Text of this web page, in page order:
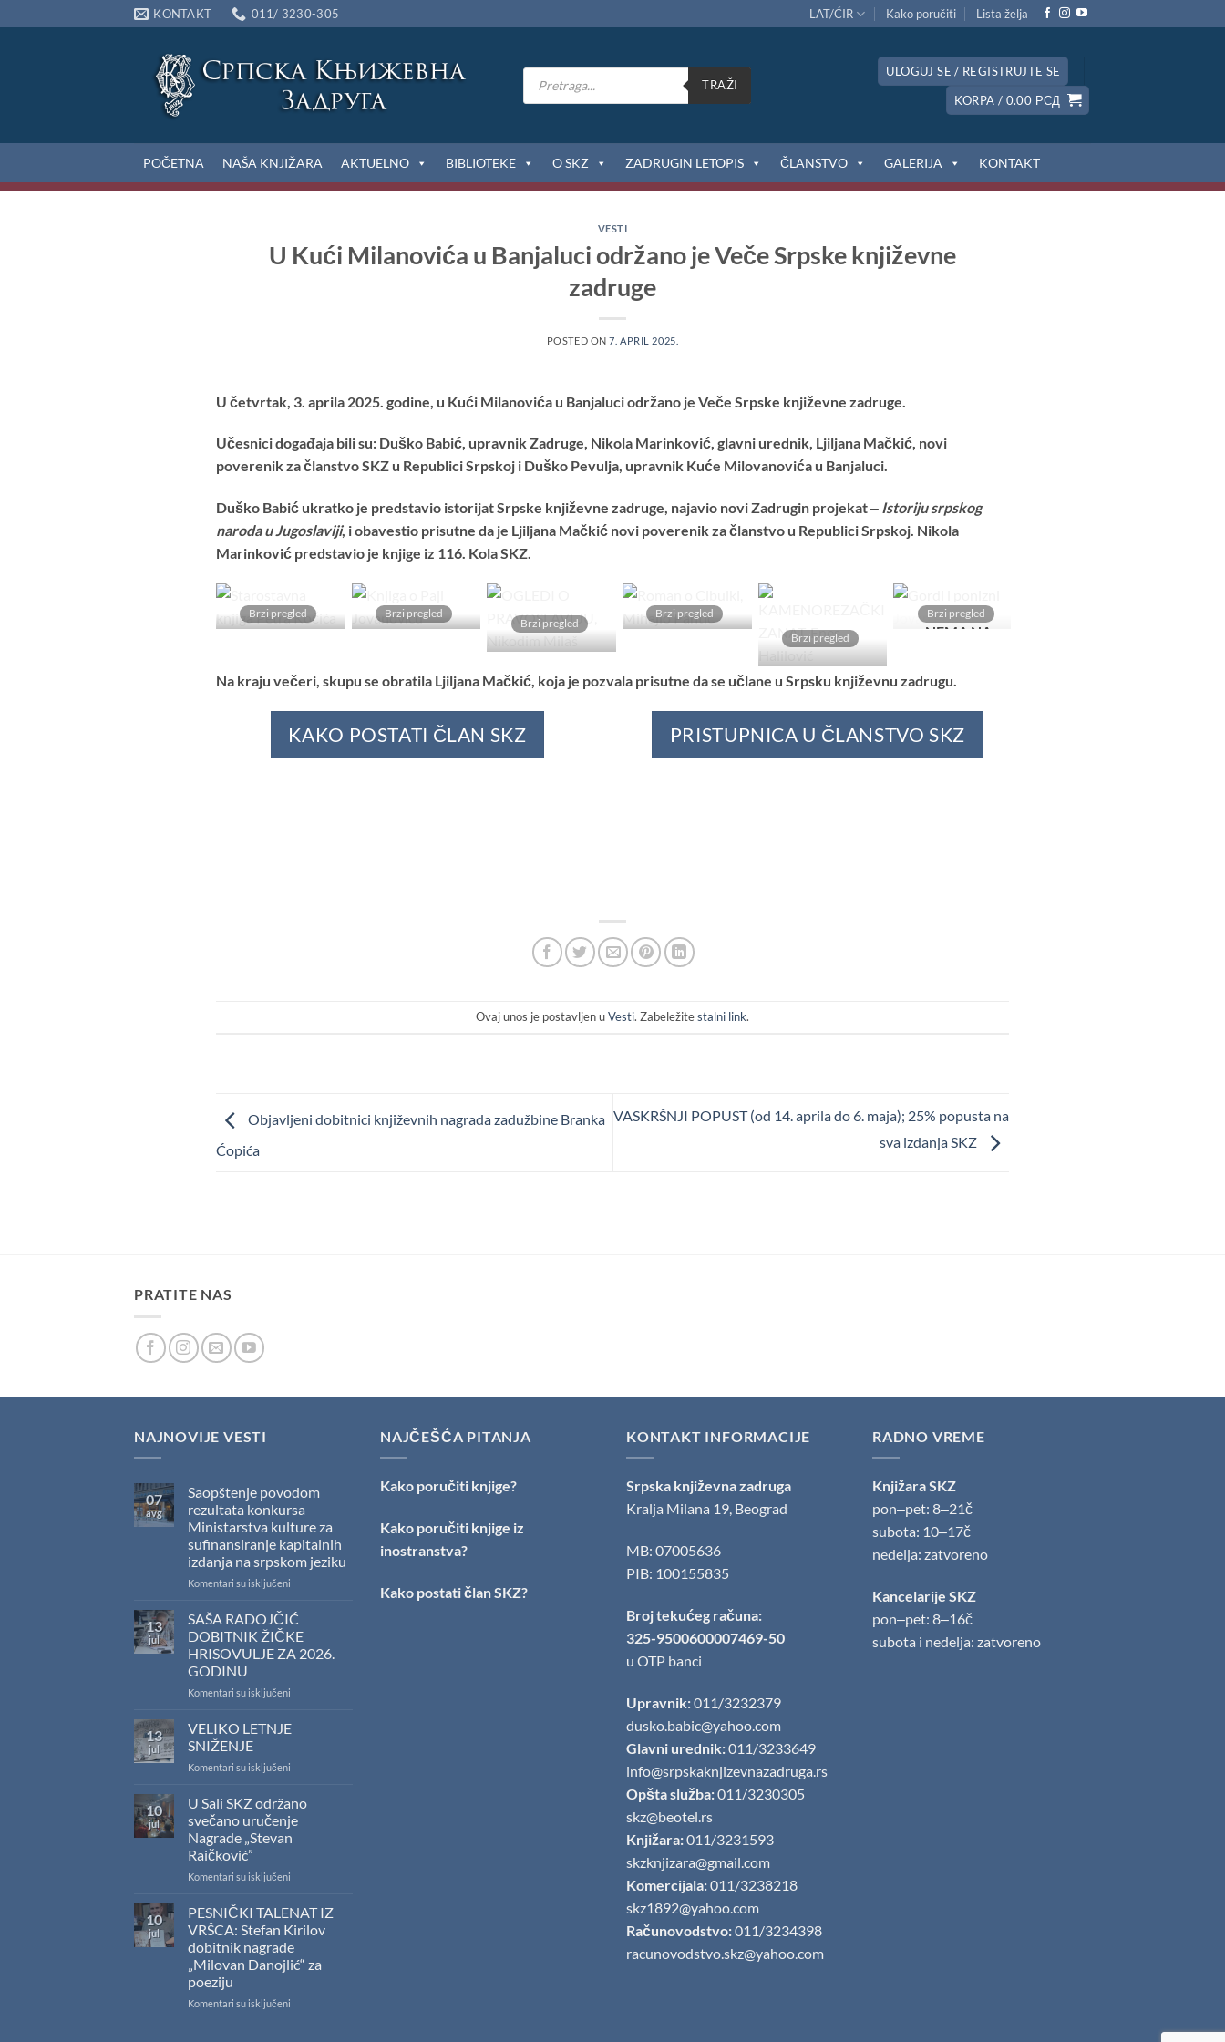
na
KONTAKT 011/ 3230-305 LAT/ĆIR Kako poručiti Lista želja
Products
search
TRAŽI
ULOGUJ SE / REGISTRUJTE SE
KORPA / 0.00 РСД
POČETNA NAŠA KNJIŽARA AKTUELNO BIBLIOTEKE O SKZ ZADRUGIN LETOPIS ČLANSTVO GALERIJA KONTAKT
VESTI
U Kući Milanovića u Banjaluci održano je Veče Srpske književne
zadruge
POSTED ON7. APRIL 2025.
U četvrtak, 3. aprila 2025. godine, u Kući Milanovića u Banjaluci održano je Veče Srpske književne zadruge.
Učesnici događaja bili su: Duško Babić, upravnik Zadruge, Nikola Marinković, glavni urednik, Ljiljana Mačkić, novi
poverenik za članstvo SKZ u Republici Srpskoj i Duško Pevulja, upravnik Kuće Milovanovića u Banjaluci.
Duško Babić ukratko je predstavio istorijat Srpske književne zadruge, najavio novi Zadrugin projekat ‒ Istoriju srpskog
naroda u Jugoslaviji, i obavestio prisutne da je Ljiljana Mačkić novi poverenik za članstvo u Republici Srpskoj. Nikola
Marinković predstavio je knjige iz 116. Kola SKZ.
Listu
Brzi pregled
Listu
želja
Brzi pregled
Dodaj
Listu
želja
Brzi pregled
Listu
Brzi pregled
Dodaj
Listu
želja
Brzi pregled
NEMA NA
Brzi pregled
Na kraju večeri, skupu se obratila Ljiljana Mačkić, koja je pozvala prisutne da se učlane u Srpsku književnu zadrugu.
KAKO POSTATI ČLAN SKZ PRISTUPNICA U ČLANSTVO SKZ
Ovaj unos je postavljen uVesti. Zabeležitestalni link.
Objavljeni dobitnici književnih nagrada zadužbine Branka
Ćopića
VASKRŠNJI POPUST (od 14. aprila do 6. maja); 25% popusta na
sva izdanja SKZ
PRATITE NAS
NAJNOVIJE VESTI
07
avg
Saopštenje povodom
rezultata konkursa
Ministarstva kulture za
sufinansiranje kapitalnih
izdanja na srpskom jeziku
Komentari su isključeni
povodom
konkursa
Ministarstva
kapitalnih
izdanja
13
jul
SAŠA RADOJČIĆ
DOBITNIK ŽIČKE
HRISOVULJE ZA 2026.
GODINU
Komentari su isključeni
RADOJČIĆ
2026.
13
jul
VELIKO LETNJE
SNIŽENJE
Komentari su isključeni
10
jul
U Sali SKZ održano
svečano uručenje
Nagrade „Stevan
Raičković”
Komentari su isključeni
Sali
održano
svečano
uručenje
10
jul
PESNIČKI TALENAT IZ
VRŠCA: Stefan Kirilov
dobitnik nagrade
„Milovan Danojlić“ za
poeziju
Komentari su isključeni
NAJČEŠĆA PITANJA
Kako poručiti knjige?
Kako poručiti knjige iz
inostranstva?
Kako postati član SKZ?
KONTAKT INFORMACIJE
Srpska književna zadruga
Kralja Milana 19, Beograd
MB: 07005636
PIB: 100155835
Broj tekućeg računa:
325-9500600007469-50
u OTP banci
Upravnik:011/3232379
dusko.babic@yahoo.com
Glavni urednik:011/3233649
info@srpskaknjizevnazadruga.rs
Opšta služba:011/3230305
skz@beotel.rs
Knjižara:011/3231593
skzknjizara@gmail.com
Komercijala:011/3238218
skz1892@yahoo.com
Računovodstvo:011/3234398
racunovodstvo.skz@yahoo.com
RADNO VREME
Knjižara SKZ
pon‒pet: 8‒21č
subota: 10‒17č
nedelja: zatvoreno
Kancelarije SKZ
pon‒pet: 8‒16č
subota i nedelja: zatvoreno